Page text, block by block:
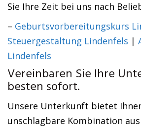
Sie Ihre Zeit bei uns nach
– Geburtsvorbereitungskurs
Steuergestaltung Lindenfels |
Lindenfels
Vereinbaren Sie Ihre
besten sofort.
Unsere Unterkunft bietet
unschlagbare Kombination